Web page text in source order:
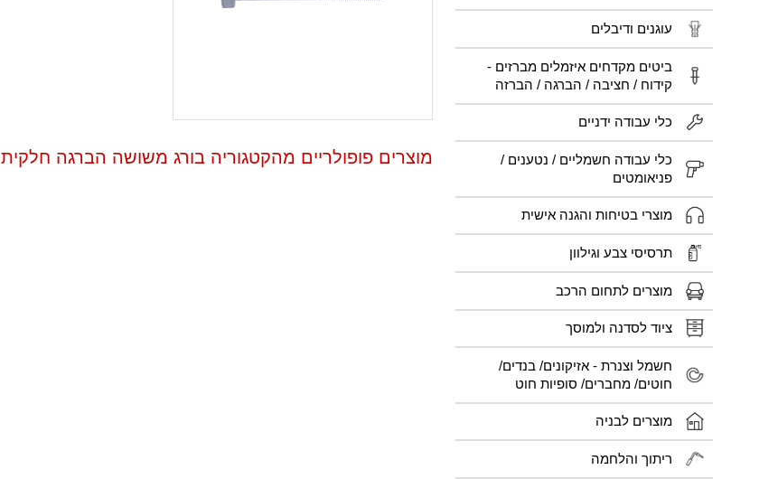
עוגנים ודיבלים
ביטים מקדחים איזמלים מברזים -
קידוח / חציבה / הברגה / הברזה
כלי עבודה ידניים
כלי עבודה חשמליים / נטענים /
פניאומטים
מוצרי בטיחות והגנה אישית
תרסיסי צבע וגילוון
מוצרים לתחום הרכב
ציוד לסדנה ולמוסך
חשמל וצנרת - אזיקונים/ בנדים/
חוטים/ מחברים/ סופיות חוט
מוצרים לבניה
ריתוך והלחמה
מוצרים פופולריים מהקטגוריה בורג משושה הברגה חלקית DIN 960